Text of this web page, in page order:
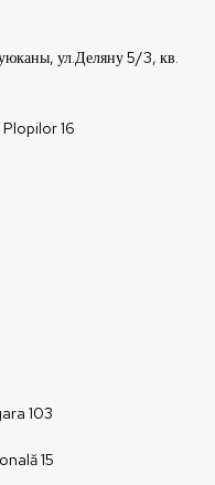
ул.Деляну 5/3, кв.
16
103
15